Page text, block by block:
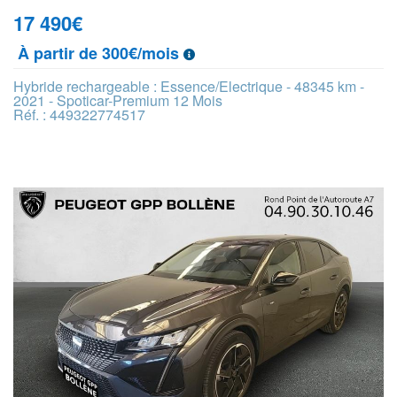
17 490€
À partir de 300€/mois
Hybride rechargeable : Essence/Electrique - 48345 km -
2021 - Spoticar-Premium 12 Mois
Réf. : 449322774517